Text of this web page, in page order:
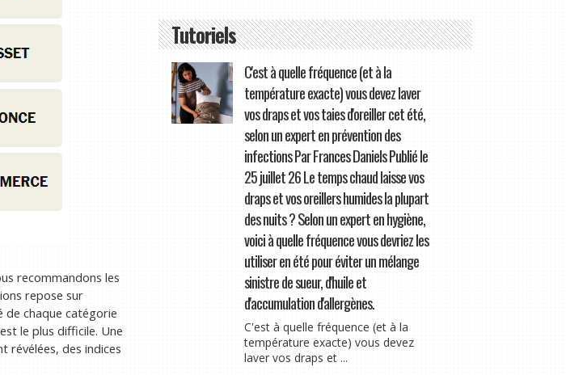
recommandons les
repose sur
de chaque catégorie
le plus difficile. Une
révélées, des indices
Tutoriels
C'est à quelle fréquence (et à la
température exacte) vous devez laver
vos draps et vos taies d'oreiller cet été,
selon un expert en prévention des
infections Par Frances Daniels Publié le
25 juillet 26 Le temps chaud laisse vos
draps et vos oreillers humides la plupart
des nuits ? Selon un expert en hygiène,
voici à quelle fréquence vous devriez les
utiliser en été pour éviter un mélange
sinistre de sueur, d'huile et
d'accumulation d'allergènes.
C'est à quelle fréquence (et à la
température exacte) vous devez
laver vos draps et ...